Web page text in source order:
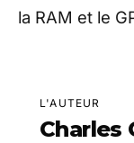
la RAM et le
L'AUTEUR
Charles